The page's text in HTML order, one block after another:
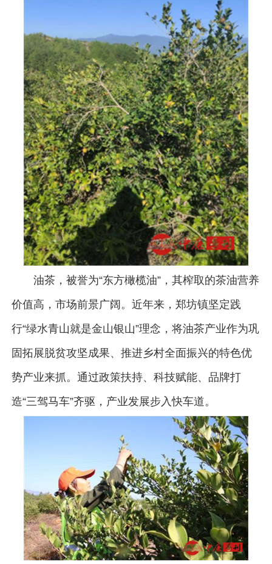
油茶，被誉为“东方橄榄油”，其榨取的茶油营养
价值高，市场前景广阔。近年来，郑坊镇坚定践
行“绿水青山就是金山银山”理念，将油茶产业作为巩
固拓展脱贫攻坚成果、推进乡村全面振兴的特色优
势产业来抓。通过政策扶持、科技赋能、品牌打
造“三驾马车”齐驱，产业发展步入快车道。